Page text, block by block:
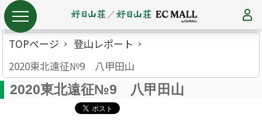
TOPページ
登山レポート
2020東北遠征№9 八甲田山
2020東北遠征№9 八甲田山